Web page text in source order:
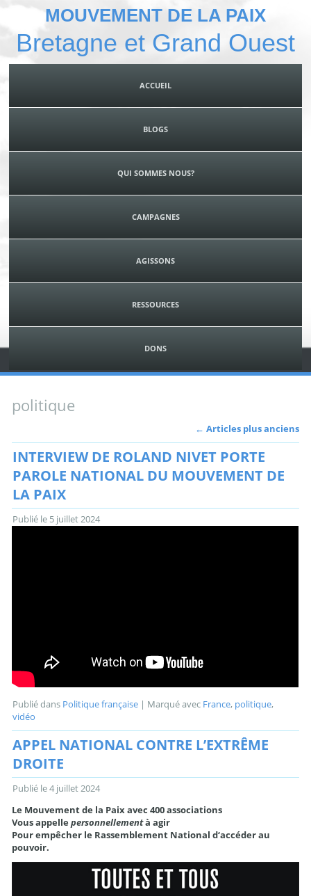
MOUVEMENT DE LA PAIX
Bretagne et Grand Ouest
ACCUEIL
BLOGS
QUI SOMMES NOUS?
CAMPAGNES
AGISSONS
RESSOURCES
DONS
politique
← Articles plus anciens
INTERVIEW DE ROLAND NIVET PORTE
PAROLE NATIONAL DU MOUVEMENT DE
LA PAIX
Publié le 5 juillet 2024
Publié dans Politique française | Marqué avec France, politique,
vidéo
APPEL NATIONAL CONTRE L’EXTRÊME
DROITE
Publié le4 juillet 2024
Le Mouvement de la Paix avec 400 associations
Vous appellepersonnellementà agir
Pour empêcher le Rassemblement National d‘accéder au
pouvoir.